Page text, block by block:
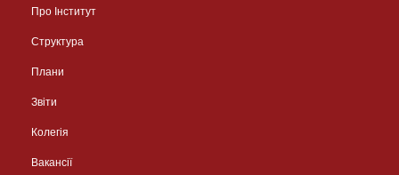
Про Інститут
Структура
Плани
Звіти
Колегія
Вакансії